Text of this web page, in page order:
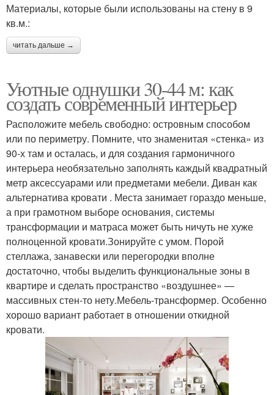
Материалы, которые были использованы на стену в 9
кв.м.:
читать дальше →
Уютные однушки 30-44 м: как
создать современный интерьер
Расположите мебель свободно: островным способом
или по периметру. Помните, что знаменитая «стенка» из
90-х там и осталась, и для создания гармоничного
интерьера необязательно заполнять каждый квадратный
метр аксессуарами или предметами мебели. Диван как
альтернатива кровати . Места занимает гораздо меньше,
а при грамотном выборе основания, системы
трансформации и матраса может быть ничуть не хуже
полноценной кровати.Зонируйте с умом. Порой
стеллажа, занавески или перегородки вполне
достаточно, чтобы выделить функциональные зоны в
квартире и сделать пространство «воздушнее» —
массивных стен-то нету.Мебель-трансформер. Особенно
хорошо вариант работает в отношении откидной
кровати.